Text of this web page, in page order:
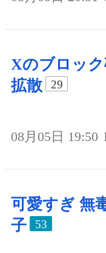
Xのブロッ
拡散
29
08月05日 19:50
可愛すぎ 無
子
53